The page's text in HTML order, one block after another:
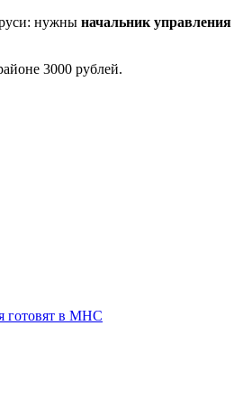
нужны начальник управления
3000 рублей.
готовят в МНС